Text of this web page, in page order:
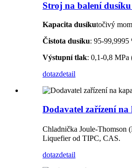
Stroj na balení
Kapacita dusíkutočivý
Čistota dusíku: 95-99,9995
Výstupní tlak: 0,1-0,8 MPa
dotazdetail
Dodavatel zařízení
Chladnička Joule-Thomson
Liquefier od TIPC, CAS.
dotazdetail